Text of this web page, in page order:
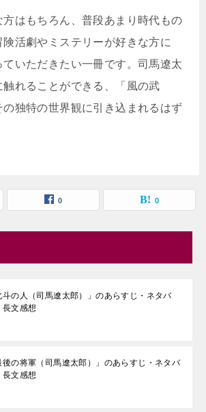
方はもちろん、普段あまり時代もの
険活劇やミステリーが好きな方に
ていただきたい一冊です。司馬遼太
れることができる、「風の武
独特の世界観に引き込まれるはず
0 0
斗の人（司馬遼太郎）」のあらすじ・ネタバ
長文感想
後の将軍（司馬遼太郎）」のあらすじ・ネタバ
長文感想